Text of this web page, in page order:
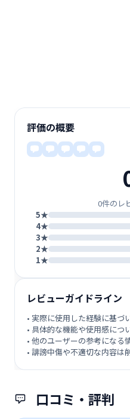
口コミ・評判
評価の概要
0件のレ
5★
4★
3★
2★
1★
レビューガイドライン
• 実際に使用した経験に基づ
• 具体的な機能や使用感につ
• 他のユーザーの参考になる
• 誹謗中傷や不適切な内容は